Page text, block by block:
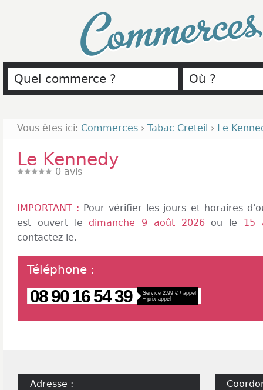
Vous êtes ici: Commerces › Tabac Creteil › Le
Le Kennedy
0 avis
IMPORTANT : Pour vérifier les jours et horaires
est ouvert le dimanche 9 août 2026ou le 15
contactez le.
Téléphone :
08 90 16 54 39
Service 2,99 € / appel
+ prix appel
Adresse :